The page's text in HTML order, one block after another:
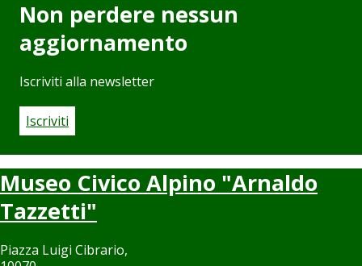
Non perdere nessun
aggiornamento
Iscriviti alla newsletter
Iscriviti
Museo Civico Alpino "Arnaldo
Tazzetti"
Piazza Luigi Cibrario,